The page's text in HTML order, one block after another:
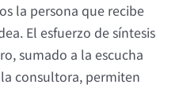
la persona que recibe
El esfuerzo de síntesis
sumado a la escucha
consultora, permiten